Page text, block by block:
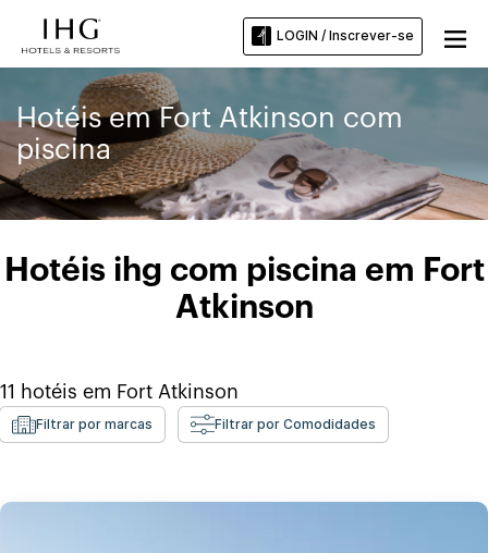
LOGIN / Inscrever-se
Hotéis em Fort Atkinson com
piscina
Hotéis ihg com piscina em Fort
Atkinson
11 hotéis em Fort Atkinson
Filtrar por marcas Filtrar por Comodidades